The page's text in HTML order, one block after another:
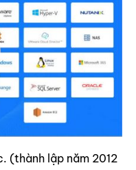
(thành lập năm 2012